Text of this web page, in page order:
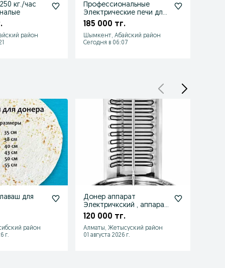
кг./час
район
Профессиональные
Электрические печи для
выпечки пиццы, лепешек
185 000 тг.
Шымкент, Абайский район
Сегодня в 06:07
для
район
г.
Донер аппарат
Электричкский , аппарат
для донера
120 000 тг.
Алматы, Жетысуский район
01 августа 2026 г.